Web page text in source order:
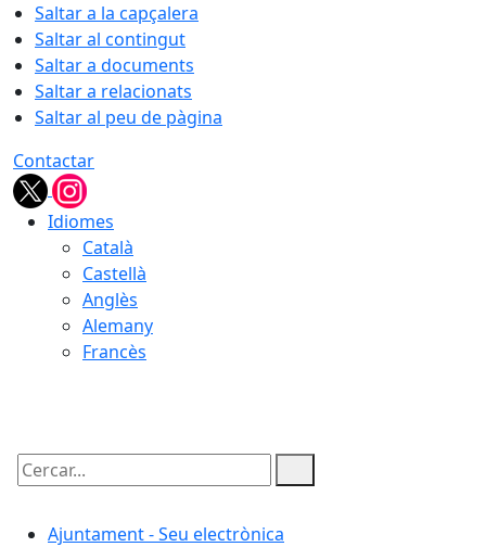
Saltar a la capçalera
Saltar al contingut
Saltar a documents
Saltar a relacionats
Saltar al peu de pàgina
Contactar
Idiomes
Català
Castellà
Anglès
Alemany
Francès
Cercar:
Ajuntament - Seu electrònica